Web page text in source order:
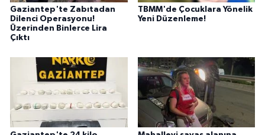
Gaziantep'te Zabıtadan
Dilenci Operasyonu!
Üzerinden Binlerce Lira
Çıktı
TBMM'de Çocuklara Yönelik
Yeni Düzenleme!